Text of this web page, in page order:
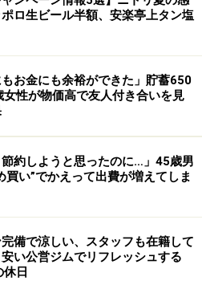
分なので、1ヵ月あたりはこ
たりの水道代は6年間平均で
平均値に当てはめると、2人世
す。節約できている理由はわ
には食器洗い乾燥機があり毎
う際の水道量を大幅に減らせ
ったのは2015年の3～4月分で
は2010年・2011年の7～8月分
何故か2014年の7月頃からの
ロ生ビール半額、安楽亭上タン塩
もお金にも余裕ができた」貯蓄650
性が物価高で友人付き合いを見
節約しようと思ったのに…」45歳男
買い”でかえって出費が増えてしま
完備で涼しい、スタッフも在籍して
い公営ジムでリフレッシュする
日